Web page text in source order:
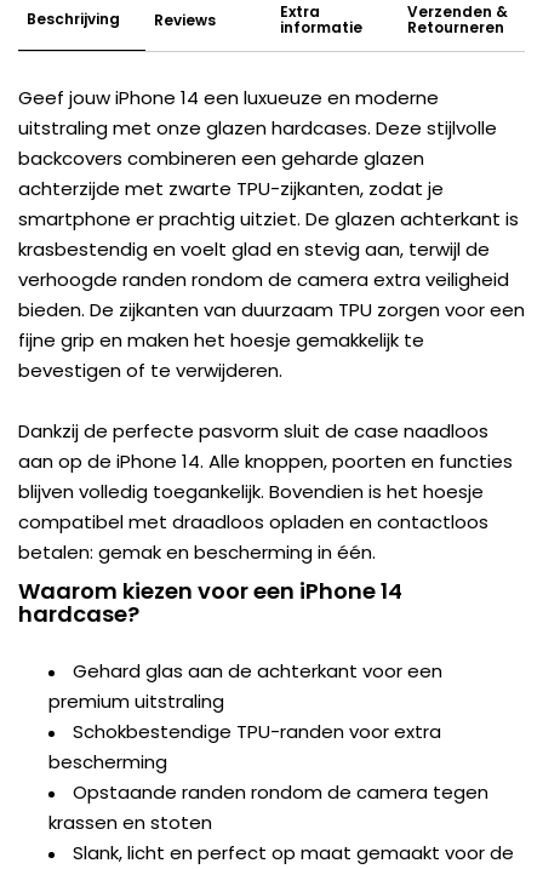
Beschrijving Reviews Extra
informatie
Verzenden &
Retourneren
Geef jouw iPhone 14 een luxueuze en moderne
uitstraling met onze glazen hardcases. Deze stijlvolle
backcovers combineren een geharde glazen
achterzijde met zwarte TPU-zijkanten, zodat je
smartphone er prachtig uitziet. De glazen achterkant is
krasbestendig en voelt glad en stevig aan, terwijl de
verhoogde randen rondom de camera extra veiligheid
bieden. De zijkanten van duurzaam TPU zorgen voor een
fijne grip en maken het hoesje gemakkelijk te
bevestigen of te verwijderen.
Dankzij de perfecte pasvorm sluit de case naadloos
aan op de iPhone 14. Alle knoppen, poorten en functies
blijven volledig toegankelijk. Bovendien is het hoesje
compatibel met draadloos opladen en contactloos
betalen: gemak en bescherming in één.
Waarom kiezen voor een iPhone 14
hardcase?
Gehard glas aan de achterkant voor een
premium uitstraling
Schokbestendige TPU-randen voor extra
bescherming
Opstaande randen rondom de camera tegen
krassen en stoten
Slank, licht en perfect op maat gemaakt voor de